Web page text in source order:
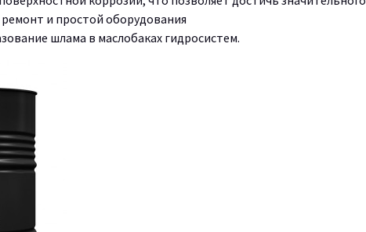
и простой оборудования
шлама в маслобаках гидросистем.